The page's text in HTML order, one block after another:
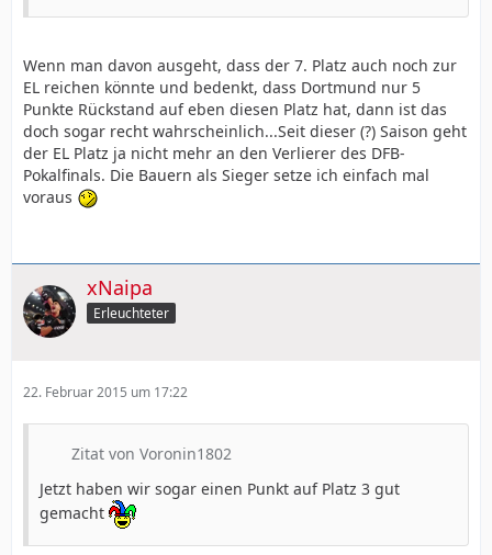
Wenn man davon ausgeht, dass der 7. Platz auch noch zur
EL reichen könnte und bedenkt, dass Dortmund nur 5
Punkte Rückstand auf eben diesen Platz hat, dann ist das
doch sogar recht wahrscheinlich...Seit dieser (?) Saison geht
der EL Platz ja nicht mehr an den Verlierer des DFB-
Pokalfinals. Die Bauern als Sieger setze ich einfach mal
voraus
xNaipa
Erleuchteter
22. Februar 2015 um 17:22
Zitat von Voronin1802
Jetzt haben wir sogar einen Punkt auf Platz 3 gut
gemacht